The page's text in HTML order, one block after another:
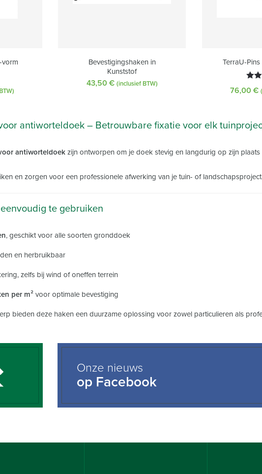
vorm
Bevestigingshaken in
Kunststof
43,50 € (inclusief BTW)
TerraU-
76,00 €
antiworteldoek – Betrouwbare fixatie voor elk
antiworteldoekzijn ontworpen om je doek stevig en langdurig op zijn plaats
en zorgen voor een professionele afwerking van je tuin- of
te gebruiken
, geschikt voor alle soorten gronddoek
en herbruikbaar
zelfs bij wind of oneffen terrein
per m²voor optimale bevestiging
bieden deze haken een duurzame oplossing voor zowel particulieren als
Onze nieuws
op Facebook